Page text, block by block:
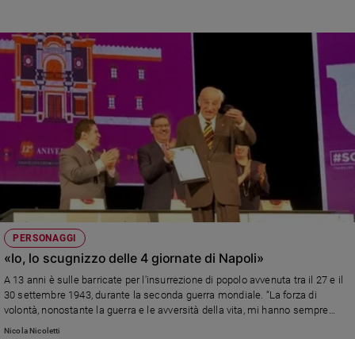
Libri
Musica
Arte
Famiglia
educazione
figli
Nonni
Coppia
giovani
Adolescenza
PERSONAGGI
«Io, lo scugnizzo delle 4 giornate di Napoli»
A 13 anni è sulle barricate per l'insurrezione di popolo avvenuta tra il 27 e il
30 settembre 1943, durante la seconda guerra mondiale. “La forza di
volontà, nonostante la guerra e le avversità della vita, mi hanno sempre
accompagnato”
Nicola Nicoletti